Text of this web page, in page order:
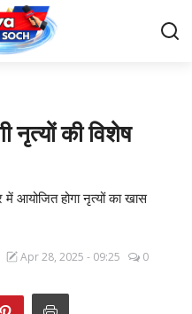
नृत्यों की विशेष
होगा नृत्यों का खास
Apr 28, 2025 - 09:25 0